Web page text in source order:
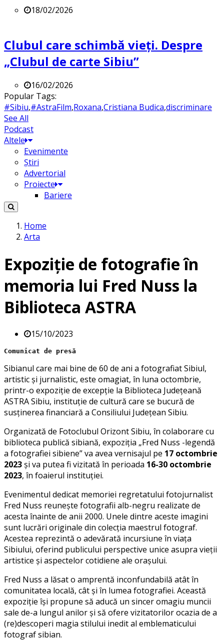
18/02/2026
Clubul care schimbă vieți. Despre
„Clubul de carte Sibiu”
16/02/2026
Popular Tags:
#Sibiu,#AstraFilm,Roxana,Cristiana Budica,discriminare
See All
Podcast
Altele
Evenimente
Știri
Advertorial
Proiecte
Bariere
Home
Arta
Expoziție de fotografie în
memoria lui Fred Nuss la
Biblioteca ASTRA
15/10/2023
Comunicat de presă
Sibianul care mai bine de 60 de ani a fotografiat Sibiul,
artistic și jurnalistic, este omagiat, în luna octombrie,
printr-o expoziție de excepție la Biblioteca Județeană
ASTRA Sibiu, instituție de cultură care se bucură de
susținerea financiară a Consiliului Județean Sibiu.
Organizată de Fotoclubul Orizont Sibiu, în colaborare cu
biblioteca publică sibiană, expoziția „Fred Nuss -legendă
a fotografiei sibiene” va avea vernisajul pe 17 octombrie
2023și va putea fi vizitată în perioada 16-30 octombrie
2023, în foaierul instituției.
Evenimentul dedicat memoriei regretatului fotojurnalist
Fred Nuss reunește fotografii alb-negru realizate de
acesta înainte de anii 2000. Unele dintre aceste imagini
sunt lucrări originale din colecția maestrul fotograf.
Acestea reprezintă o adevărată incursiune în viața
Sibiului, oferind publicului perspective unice asupra vieții
artistice și aspectelor cotidiene ale orașului.
Fred Nuss a lăsat o amprentă inconfundabilă atât în
comunitatea locală, cât și în lumea fotografiei. Această
expoziție își propune să aducă un sincer omagiu muncii
sale de-a lungul anilor și să ofere vizitatorilor ocazia de a
(re)descoperi magia stilului inedit al emblematicului
fotograf sibian.